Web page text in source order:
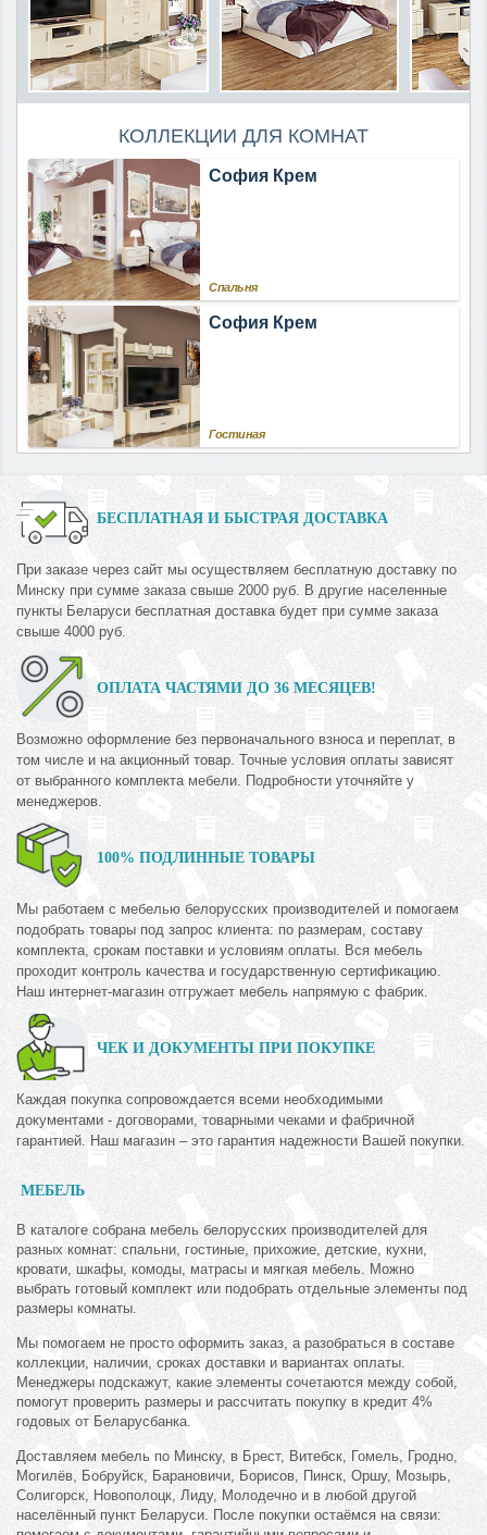
КОЛЛЕКЦИИ ДЛЯ КОМНАТ
София Крем
Спальня
София Крем
Гостиная
БЕСПЛАТНАЯ И БЫСТРАЯ ДОСТАВКА
При заказе через сайт мы осуществляем бесплатную доставку по
Минску при сумме заказа свыше 2000 руб. В другие населенные
пункты Беларуси бесплатная доставка будет при сумме заказа
свыше 4000 руб.
ОПЛАТА ЧАСТЯМИ ДО 36 МЕСЯЦЕВ!
Возможно оформление без первоначального взноса и переплат, в
том числе и на акционный товар. Точные условия оплаты зависят
от выбранного комплекта мебели. Подробности уточняйте у
менеджеров.
100% ПОДЛИННЫЕ ТОВАРЫ
Мы работаем с мебелью белорусских производителей и помогаем
подобрать товары под запрос клиента: по размерам, составу
комплекта, срокам поставки и условиям оплаты. Вся мебель
проходит контроль качества и государственную сертификацию.
Наш интернет-магазин отгружает мебель напрямую с фабрик.
ЧЕК И ДОКУМЕНТЫ ПРИ ПОКУПКЕ
Каждая покупка сопровождается всеми необходимыми
документами - договорами, товарными чеками и фабричной
гарантией. Наш магазин – это гарантия надежности Вашей покупки.
МЕБЕЛЬ
В каталоге собрана мебель белорусских производителей для
разных комнат: спальни, гостиные, прихожие, детские, кухни,
кровати, шкафы, комоды, матрасы и мягкая мебель. Можно
выбрать готовый комплект или подобрать отдельные элементы под
размеры комнаты.
Мы помогаем не просто оформить заказ, а разобраться в составе
коллекции, наличии, сроках доставки и вариантах оплаты.
Менеджеры подскажут, какие элементы сочетаются между собой,
помогут проверить размеры и рассчитать покупку в кредит 4%
годовых от Беларусбанка.
Доставляем мебель по Минску, в Брест, Витебск, Гомель, Гродно,
Могилёв, Бобруйск, Барановичи, Борисов, Пинск, Оршу, Мозырь,
Солигорск, Новополоцк, Лиду, Молодечно и в любой другой
населённый пункт Беларуси. После покупки остаёмся на связи: